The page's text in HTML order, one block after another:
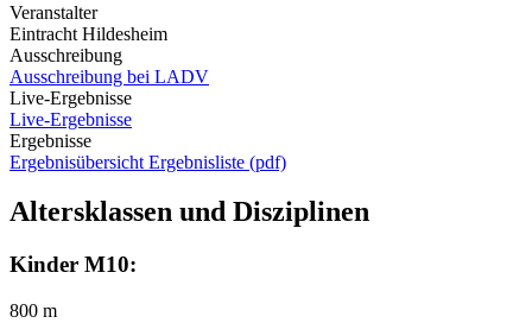
Veranstalter
Eintracht Hildesheim
Ausschreibung
Ausschreibung bei LADV
Live-Ergebnisse
Live-Ergebnisse
Ergebnisse
Ergebnisübersicht Ergebnisliste (pdf)
Altersklassen und Disziplinen
Kinder M10:
800 m